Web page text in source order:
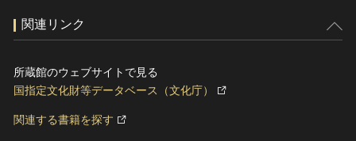
関連リンク
所蔵館のウェブサイトで見る
国指定文化財等データベース（文化庁）
関連する書籍を探す